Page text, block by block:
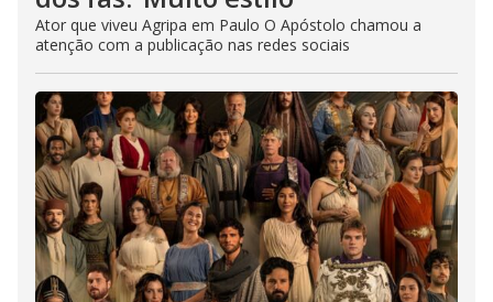
Ator que viveu Agripa em Paulo O Apóstolo chamou a
atenção com a publicação nas redes sociais